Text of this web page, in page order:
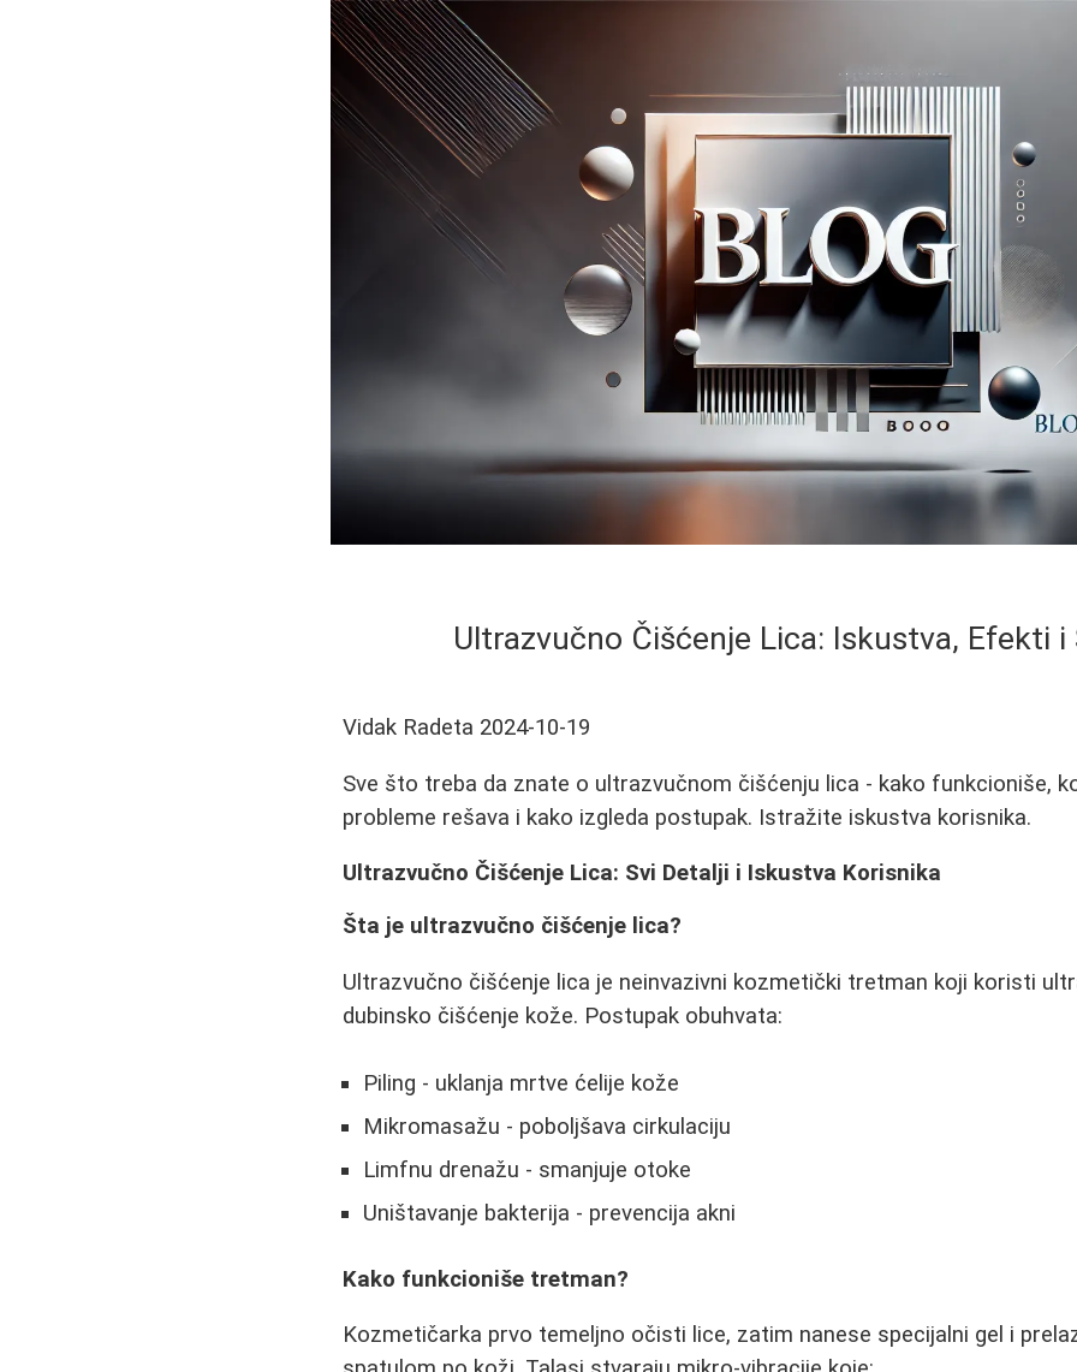
Ultrazvučno Čišćenje Lica: Iskustva, Efekti i
Vidak Radeta 2024-10-19
Sve što treba da znate o ultrazvučnom čišćenju lica - kako funkcioniše,
probleme rešava i kako izgleda postupak. Istražite iskustva korisnika.
Ultrazvučno Čišćenje Lica: Svi Detalji i Iskustva Korisnika
Šta je ultrazvučno čišćenje lica?
Ultrazvučno čišćenje lica je neinvazivni kozmetički tretman koji koristi
dubinsko čišćenje kože. Postupak obuhvata:
Piling - uklanja mrtve ćelije kože
Mikromasažu - poboljšava cirkulaciju
Limfnu drenažu - smanjuje otoke
Uništavanje bakterija - prevencija akni
Kako funkcioniše tretman?
Kozmetičarka prvo temeljno očisti lice, zatim nanese specijalni gel i